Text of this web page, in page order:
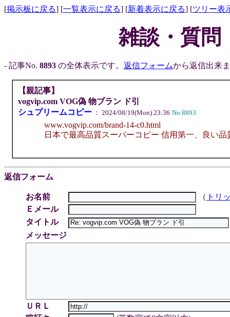
[掲示板に戻る] [一覧表示に戻る] [新着表示に戻る] [ツリー表
雑談・質問
- 記事No. 8893 の全体表示です。 返信フォームから返信出来
【親記事】
vogvip.com VOG偽 物ブラン ド引
シュプリームコピー： 2024/08/19(Mon) 23:36 No.8893
www.vogvip.com/brand-14-c0.html
日本で最高品質スーパーコピー 信用第一、良い
返信フォーム
お名前 （ トリ
Ｅメール
タイトル
メッセージ
ＵＲＬ